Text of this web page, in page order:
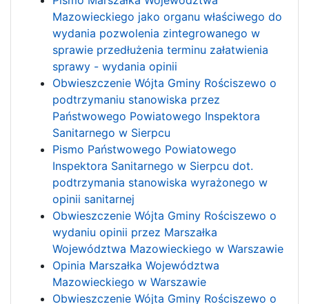
Mazowieckiego jako organu właściwego do
wydania pozwolenia zintegrowanego w
sprawie przedłużenia terminu załatwienia
sprawy - wydania opinii
Obwieszczenie Wójta Gminy Rościszewo o
podtrzymaniu stanowiska przez
Państwowego Powiatowego Inspektora
Sanitarnego w Sierpcu
Pismo Państwowego Powiatowego
Inspektora Sanitarnego w Sierpcu dot.
podtrzymania stanowiska wyrażonego w
opinii sanitarnej
Obwieszczenie Wójta Gminy Rościszewo o
wydaniu opinii przez Marszałka
Województwa Mazowieckiego w Warszawie
Opinia Marszałka Województwa
Mazowieckiego w Warszawie
Obwieszczenie Wójta Gminy Rościszewo o